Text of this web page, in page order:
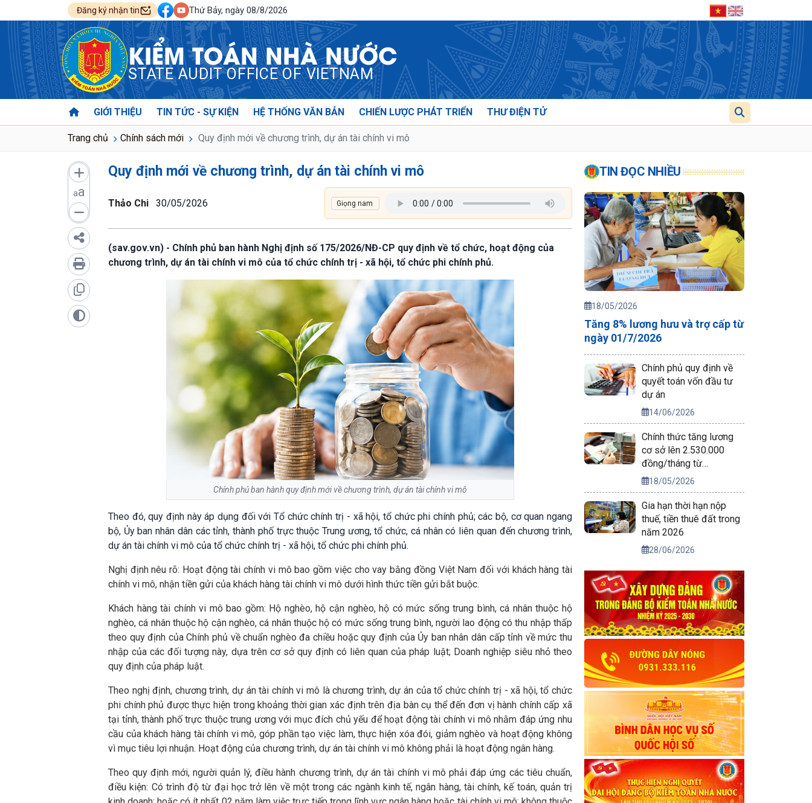
Đăng ký nhận tin Thứ Bảy, ngày 08/8/2026
KIỂM TOÁN NHÀ NƯỚC
STATE AUDIT OFFICE OF VIETNAM
GIỚI THIỆU TIN TỨC - SỰ KIỆN HỆ THỐNG VĂN BẢN CHIẾN LƯỢC PHÁT TRIỂN THƯ ĐIỆN TỬ
Trang chủ Chính sách mới Quy định mới về chương trình, dự án tài chính vi mô
aa
Quy định mới về chương trình, dự án tài chính vi mô
Thảo Chi 30/05/2026
(sav.gov.vn) - Chính phủ ban hành Nghị định số 175/2026/NĐ-CP quy định về tổ chức, hoạt động của
chương trình, dự án tài chính vi mô của tổ chức chính trị - xã hội, tổ chức phi chính phủ.
Chính phủ ban hành quy định mới về chương trình, dự án tài chính vi mô
Theo đó, quy định này áp dụng đối với Tổ chức chính trị - xã hội, tổ chức phi chính phủ; các bộ, cơ quan ngang
bộ, Ủy ban nhân dân các tỉnh, thành phố trực thuộc Trung ương, tổ chức, cá nhân có liên quan đến chương trình,
dự án tài chính vi mô của tổ chức chính trị - xã hội, tổ chức phi chính phủ.
Nghị định nêu rõ: Hoạt động tài chính vi mô bao gồm việc cho vay bằng đồng Việt Nam đối với khách hàng tài
chính vi mô, nhận tiền gửi của khách hàng tài chính vi mô dưới hình thức tiền gửi bắt buộc.
Khách hàng tài chính vi mô bao gồm: Hộ nghèo, hộ cận nghèo, hộ có mức sống trung bình, cá nhân thuộc hộ
nghèo, cá nhân thuộc hộ cận nghèo, cá nhân thuộc hộ có mức sống trung bình, người lao động có thu nhập thấp
theo quy định của Chính phủ về chuẩn nghèo đa chiều hoặc quy định của Ủy ban nhân dân cấp tỉnh về mức thu
nhập của các đối tượng này, dựa trên cơ sở quy định có liên quan của pháp luật; Doanh nghiệp siêu nhỏ theo
quy định của pháp luật.
Theo nghị định, chương trình, dự án tài chính vi mô là chương trình, dự án của tổ chức chính trị - xã hội, tổ chức
phi chính phủ được thực hiện trong khoảng thời gian xác định trên địa bàn cụ thể đến đơn vị hành chính cấp xã
tại tỉnh, thành phố trực thuộc trung ương với mục đích chủ yếu để hoạt động tài chính vi mô nhằm đáp ứng nhu
cầu của khách hàng tài chính vi mô, góp phần tạo việc làm, thực hiện xóa đói, giảm nghèo và hoạt động không
vì mục tiêu lợi nhuận. Hoạt động của chương trình, dự án tài chính vi mô không phải là hoạt động ngân hàng.
Theo quy định mới, người quản lý, điều hành chương trình, dự án tài chính vi mô phải đáp ứng các tiêu chuẩn,
điều kiện: Có trình độ từ đại học trở lên về một trong các ngành kinh tế, ngân hàng, tài chính, kế toán, quản trị
TIN ĐỌC NHIỀU
18/05/2026
Tăng 8% lương hưu và trợ cấp từ
ngày 01/7/2026
Chính phủ quy định về
quyết toán vốn đầu tư
dự án
14/06/2026
Chính thức tăng lương
cơ sở lên 2.530.000
đồng/tháng từ
01/7/2026
18/05/2026
Gia hạn thời hạn nộp
thuế, tiền thuê đất trong
năm 2026
28/06/2026